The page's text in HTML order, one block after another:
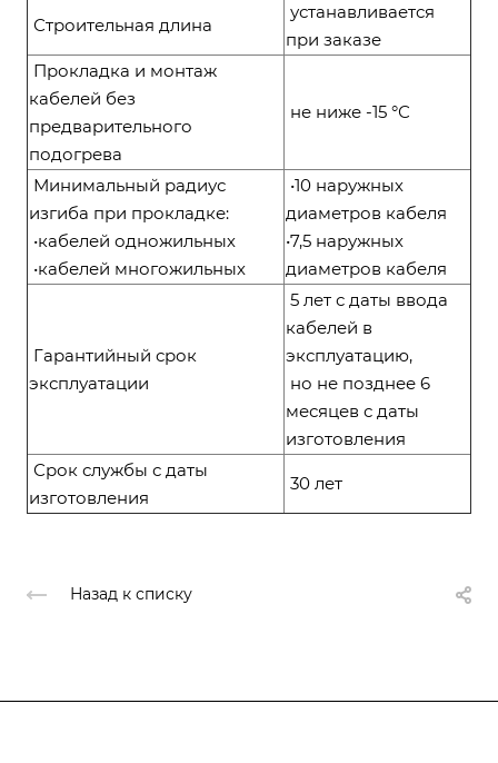
Строительная длина
устанавливается
при заказе
Прокладка и монтаж
кабелей без
предварительного
подогрева
не ниже -15 °С
Минимальный радиус
изгиба при прокладке:
•кабелей одножильных
•кабелей многожильных
•10 наружных
диаметров кабеля
•7,5 наружных
диаметров кабеля
Гарантийный срок
эксплуатации
5 лет с даты ввода
кабелей в
эксплуатацию,
но не позднее 6
месяцев с даты
изготовления
Срок службы с даты
изготовления
30 лет
Назад к списку